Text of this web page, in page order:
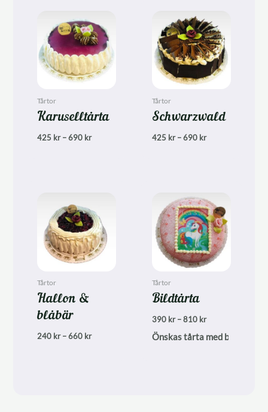
Tårtor
Karuselltårta
425 kr – 690 krPrisintervall:
Tårtor
Schwarzwald
425 kr –690 krPrisintervall:
Tårtor
Hallon &
blåbär
240 kr – 660 krPrisintervall:
Tårtor
Bildtårta
390 kr –810 krPrisintervall:
till
Önskas tårta med bild/